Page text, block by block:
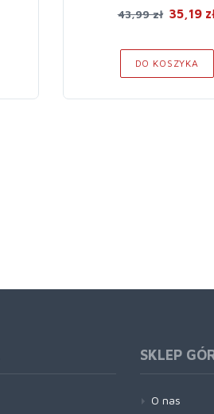
43,99 zł 35,19
DO KOSZYKA
SKLEP
O nas